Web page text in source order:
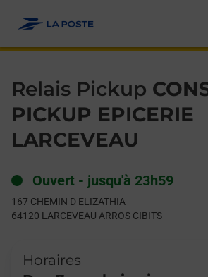
Relais Pickup
PICKUP EPICERIE
LARCEVEAU
Ouvert - jusqu'à 23h59
167 CHEMIN D ELIZATHIA
64120 LARCEVEAU ARROS CIBITS
Horaires